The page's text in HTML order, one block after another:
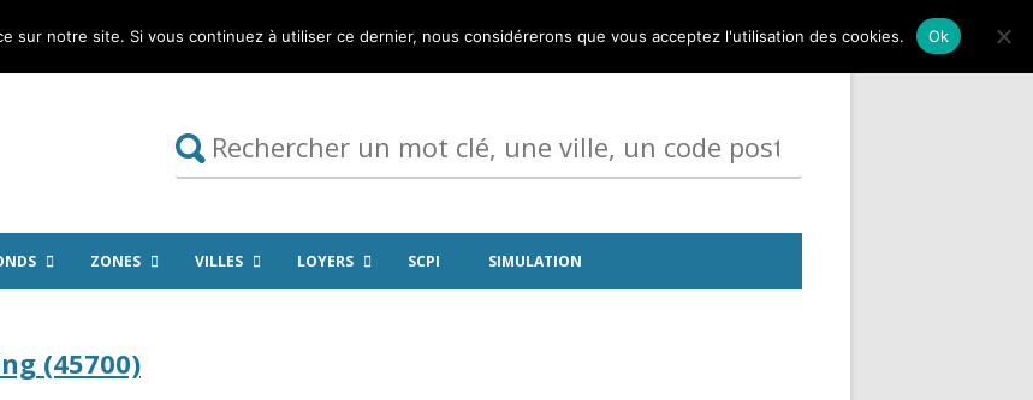
ZONES VILLES LOYERS SCPI SIMULATION
(45700)
sur notre site. Si vous continuez à utiliser ce dernier, nous considérerons que vous acceptez l'utilisation des cookies. Ok